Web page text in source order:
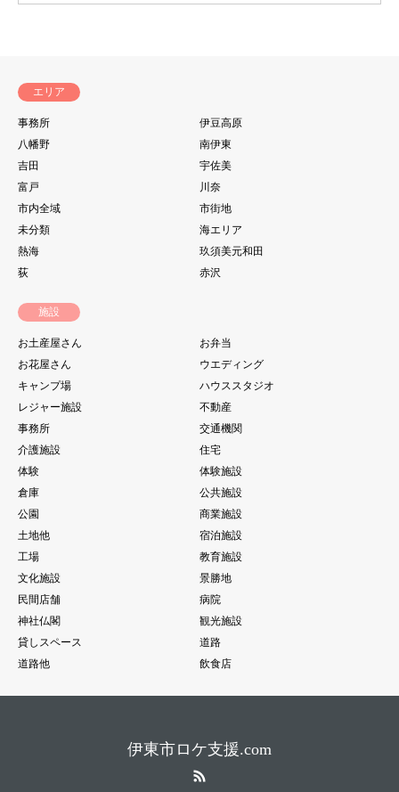
エリア
事務所
伊豆高原
八幡野
南伊東
吉田
宇佐美
富戸
川奈
市内全域
市街地
未分類
海エリア
熱海
玖須美元和田
荻
赤沢
施設
お土産屋さん
お弁当
お花屋さん
ウエディング
キャンプ場
ハウススタジオ
レジャー施設
不動産
事務所
交通機関
介護施設
住宅
体験
体験施設
倉庫
公共施設
公園
商業施設
土地他
宿泊施設
工場
教育施設
文化施設
景勝地
民間店舗
病院
神社仏閣
観光施設
貸しスペース
道路
道路他
飲食店
伊東市ロケ支援.com